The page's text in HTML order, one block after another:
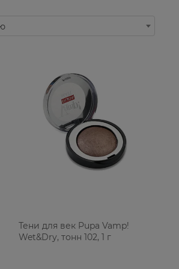
Тени для век Pupa Vamp!
Wet&Dry, тонн 102, 1 г